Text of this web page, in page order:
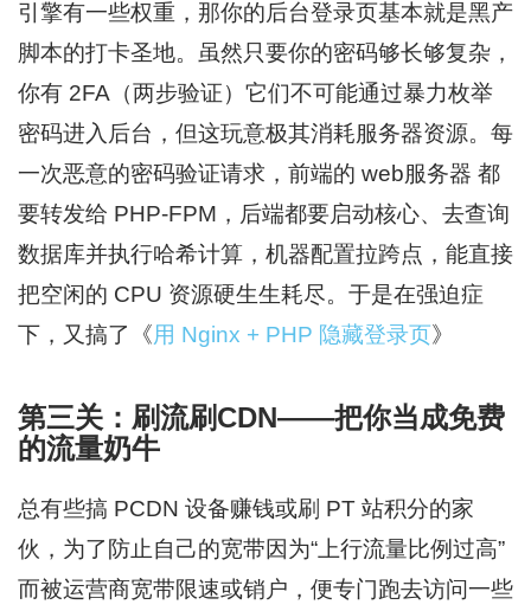
引擎有一些权重，那你的后台登录页基本就是黑产
脚本的打卡圣地。虽然只要你的密码够长够复杂，
你有 2FA（两步验证）它们不可能通过暴力枚举
密码进入后台，但这玩意极其消耗服务器资源。每
一次恶意的密码验证请求，前端的 web服务器 都
要转发给 PHP-FPM，后端都要启动核心、去查询
数据库并执行哈希计算，机器配置拉跨点，能直接
把空闲的 CPU 资源硬生生耗尽。于是在强迫症
下，又搞了《用 Nginx + PHP 隐藏登录页》
第三关：刷流刷CDN——把你当成免费
的流量奶牛
总有些搞 PCDN 设备赚钱或刷 PT 站积分的家
伙，为了防止自己的宽带因为“上行流量比例过高”
而被运营商宽带限速或销户，便专门跑去访问一些